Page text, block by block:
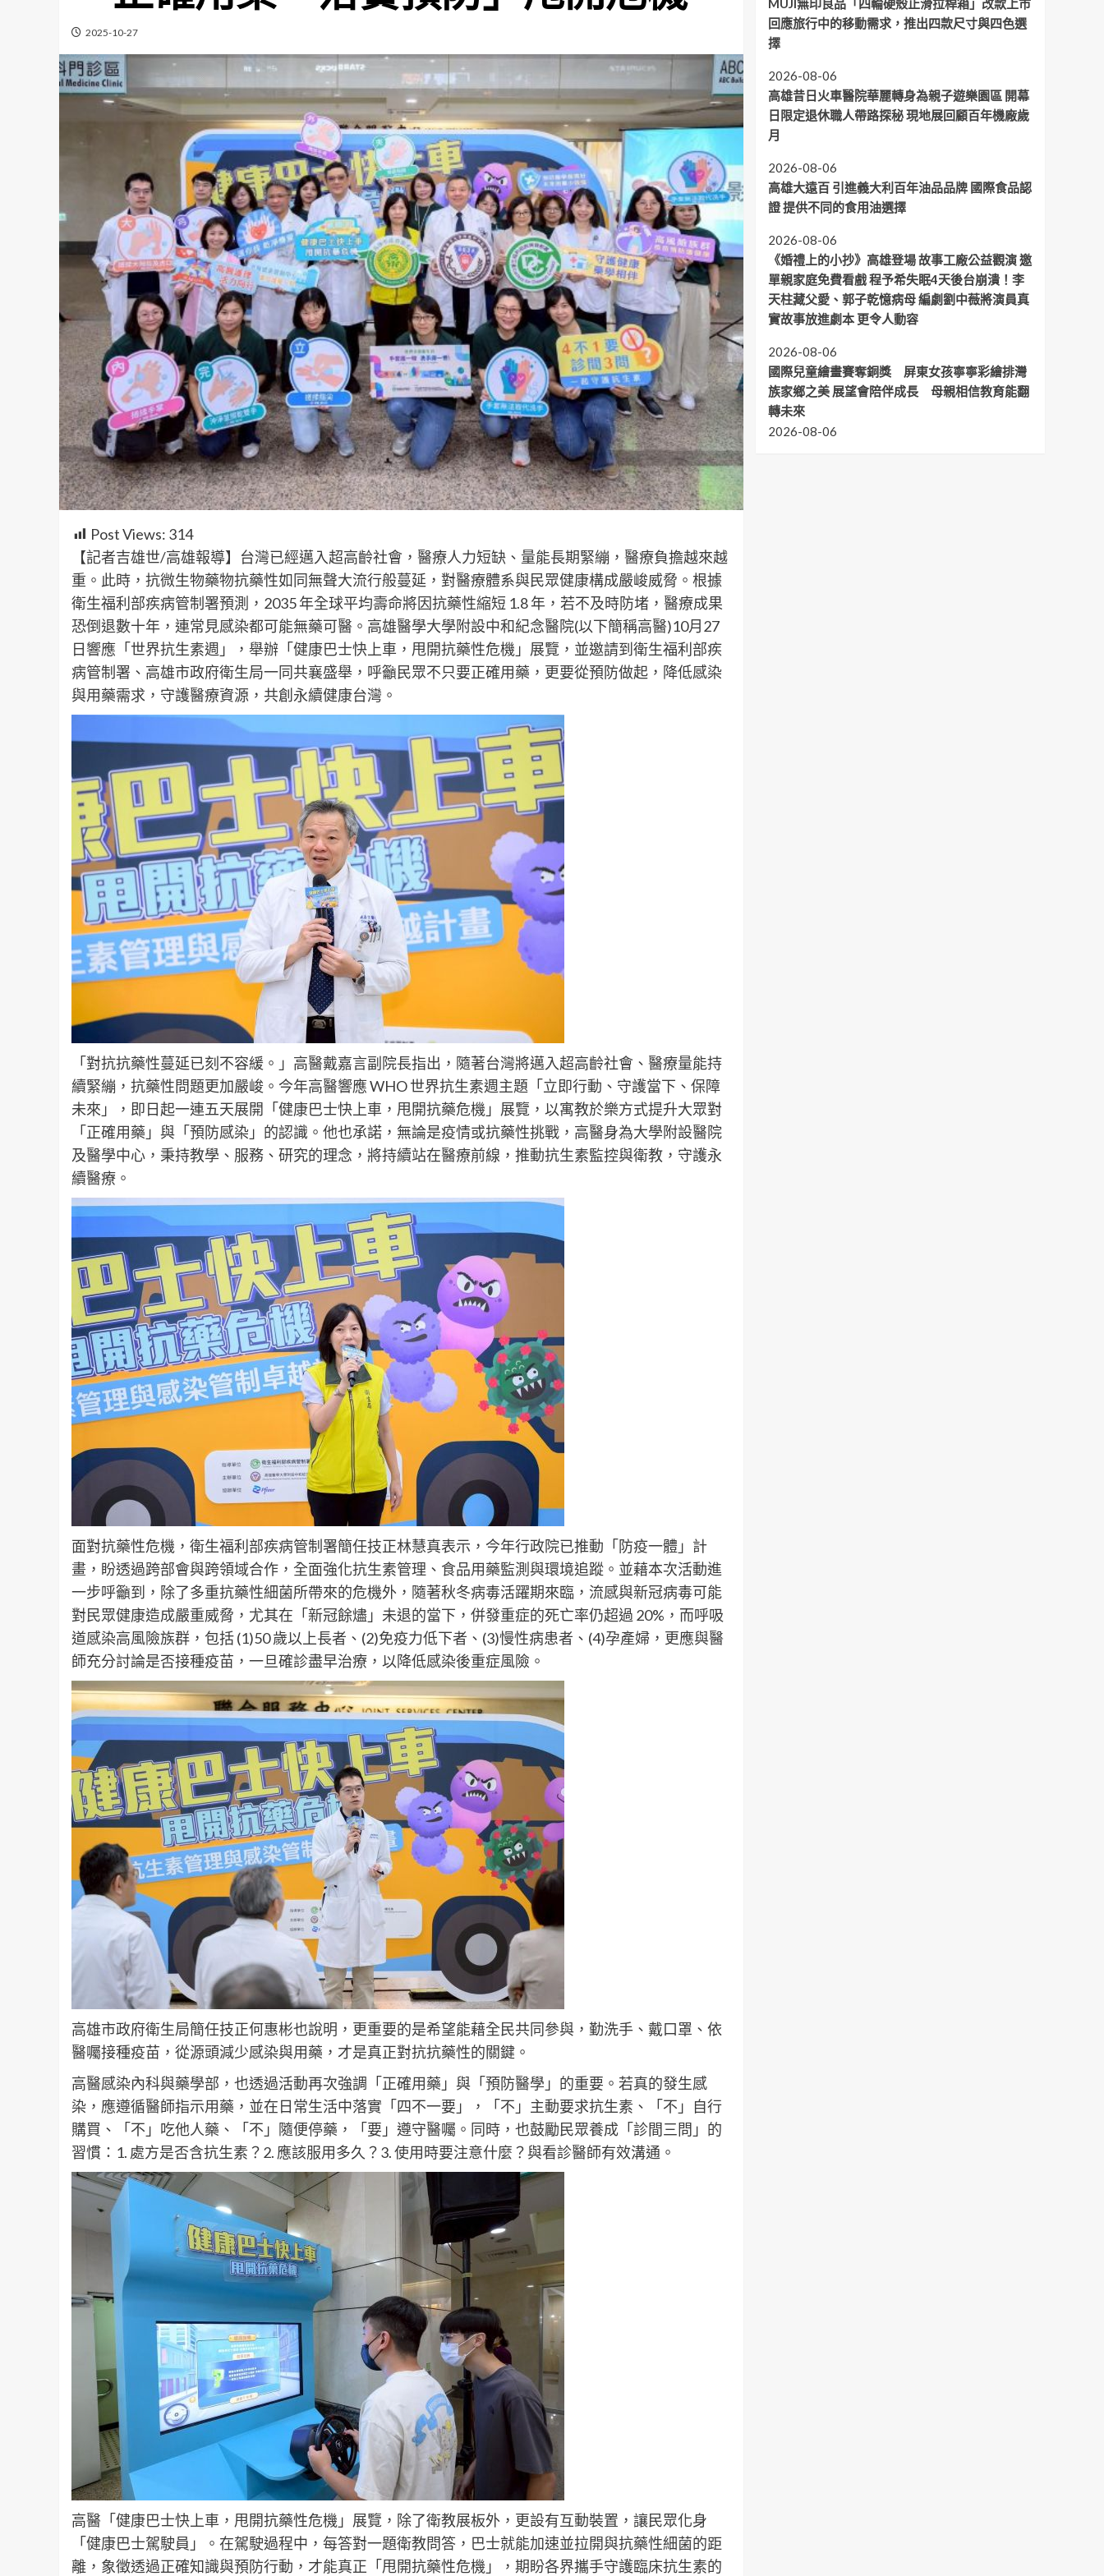
2025-10-27
Post Views: 314
【記者吉雄世/高雄報導】台灣已經邁入超高齡社會，醫療人力短缺、量能長期緊繃，醫療負擔越來越
重。此時，抗微生物藥物抗藥性如同無聲大流行般蔓延，對醫療體系與民眾健康構成嚴峻威脅。根據
衛生福利部疾病管制署預測，2035 年全球平均壽命將因抗藥性縮短 1.8 年，若不及時防堵，醫療成果
恐倒退數十年，連常見感染都可能無藥可醫。高雄醫學大學附設中和紀念醫院(以下簡稱高醫)10月27
日響應「世界抗生素週」，舉辦「健康巴士快上車，甩開抗藥性危機」展覽，並邀請到衛生福利部疾
病管制署、高雄市政府衛生局一同共襄盛舉，呼籲民眾不只要正確用藥，更要從預防做起，降低感染
與用藥需求，守護醫療資源，共創永續健康台灣。
「對抗抗藥性蔓延已刻不容緩。」高醫戴嘉言副院長指出，隨著台灣將邁入超高齡社會、醫療量能持
續緊繃，抗藥性問題更加嚴峻。今年高醫響應 WHO 世界抗生素週主題「立即行動、守護當下、保障
未來」，即日起一連五天展開「健康巴士快上車，甩開抗藥危機」展覽，以寓教於樂方式提升大眾對
「正確用藥」與「預防感染」的認識。他也承諾，無論是疫情或抗藥性挑戰，高醫身為大學附設醫院
及醫學中心，秉持教學、服務、研究的理念，將持續站在醫療前線，推動抗生素監控與衛教，守護永
續醫療。
面對抗藥性危機，衛生福利部疾病管制署簡任技正林慧真表示，今年行政院已推動「防疫一體」計
畫，盼透過跨部會與跨領域合作，全面強化抗生素管理、食品用藥監測與環境追蹤。並藉本次活動進
一步呼籲到，除了多重抗藥性細菌所帶來的危機外，隨著秋冬病毒活躍期來臨，流感與新冠病毒可能
對民眾健康造成嚴重威脅，尤其在「新冠餘燼」未退的當下，併發重症的死亡率仍超過 20%，而呼吸
道感染高風險族群，包括 (1)50 歲以上長者、(2)免疫力低下者、(3)慢性病患者、(4)孕產婦，更應與醫
師充分討論是否接種疫苗，一旦確診盡早治療，以降低感染後重症風險。
高雄市政府衛生局簡任技正何惠彬也說明，更重要的是希望能藉全民共同參與，勤洗手、戴口罩、依
醫囑接種疫苗，從源頭減少感染與用藥，才是真正對抗抗藥性的關鍵。
高醫感染內科與藥學部，也透過活動再次強調「正確用藥」與「預防醫學」的重要。若真的發生感
染，應遵循醫師指示用藥，並在日常生活中落實「四不一要」，「不」主動要求抗生素、「不」自行
購買、「不」吃他人藥、「不」隨便停藥，「要」遵守醫囑。同時，也鼓勵民眾養成「診間三問」的
習慣：1. 處方是否含抗生素？2. 應該服用多久？3. 使用時要注意什麼？與看診醫師有效溝通。
高醫「健康巴士快上車，甩開抗藥性危機」展覽，除了衛教展板外，更設有互動裝置，讓民眾化身
「健康巴士駕駛員」。在駕駛過程中，每答對一題衛教問答，巴士就能加速並拉開與抗藥性細菌的距
離，象徵透過正確知識與預防行動，才能真正「甩開抗藥性危機」，期盼各界攜手守護臨床抗生素的
MUJI無印良品「四輪硬殼止滑拉桿箱」改款上市
回應旅行中的移動需求，推出四款尺寸與四色選
擇
2026-08-06
高雄昔日火車醫院華麗轉身為親子遊樂園區 開幕
日限定退休職人帶路探秘 現地展回顧百年機廠歲
月
2026-08-06
高雄大遠百 引進義大利百年油品品牌 國際食品認
證 提供不同的食用油選擇
2026-08-06
《婚禮上的小抄》高雄登場 故事工廠公益觀演 邀
單親家庭免費看戲 程予希失眠4天後台崩潰！李
天柱藏父愛、郭子乾憶病母 編劇劉中薇將演員真
實故事放進劇本 更令人動容
2026-08-06
國際兒童繪畫賽奪銅獎 屏東女孩寧寧彩繪排灣
族家鄉之美 展望會陪伴成長 母親相信教育能翻
轉未來
2026-08-06